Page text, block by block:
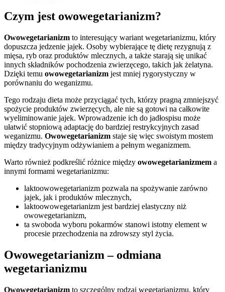
Czym jest owowegetarianizm?
Owowegetarianizm to interesujący wariant wegetarianizmu, który
dopuszcza jedzenie jajek. Osoby wybierające tę dietę rezygnują z
mięsa, ryb oraz produktów mlecznych, a także starają się unikać
innych składników pochodzenia zwierzęcego, takich jak żelatyna.
Dzięki temu owowegetarianizm jest mniej rygorystyczny w
porównaniu do weganizmu.
Tego rodzaju dieta może przyciągać tych, którzy pragną zmniejszyć
spożycie produktów zwierzęcych, ale nie są gotowi na całkowite
wyeliminowanie jajek. Wprowadzenie ich do jadłospisu może
ułatwić stopniową adaptację do bardziej restrykcyjnych zasad
weganizmu. Owowegetarianizm staje się więc swoistym mostem
między tradycyjnym odżywianiem a pełnym weganizmem.
Warto również podkreślić różnice między owowegetarianizmem a
innymi formami wegetarianizmu:
laktoowowegetarianizm pozwala na spożywanie zarówno
jajek, jak i produktów mlecznych,
laktoowowegetarianizm jest bardziej elastyczny niż
owowegetarianizm,
ta swoboda wyboru pokarmów stanowi istotny element w
procesie przechodzenia na zdrowszy styl życia.
Owowegetarianizm – odmiana
wegetarianizmu
Owowegetarianizm to szczególny rodzaj wegetarianizmu, który